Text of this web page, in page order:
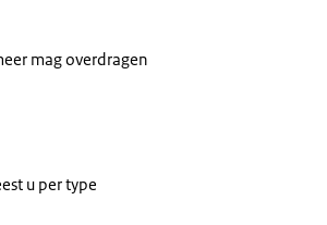
mag overdragen
u per type